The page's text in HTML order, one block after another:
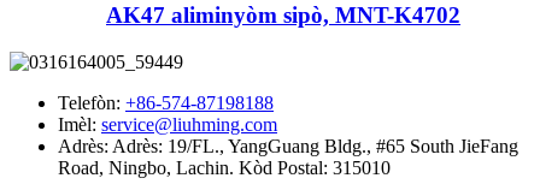
AK47 aliminyòm sipò, MNT-K4702
Telefòn: +86-574-87198188
Imèl: service@liuhming.com
Adrès: Adrès: 19/FL., YangGuang Bldg., #65 South JieFang
Road, Ningbo, Lachin. Kòd Postal: 315010